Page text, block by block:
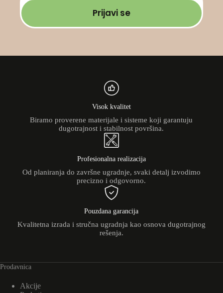
Prijavi se
Visok kvalitet
Biramo proverene materijale i sisteme koji garantuju
dugotrajnost i stabilnost površina.
Profesionalna realizacija
Od planiranja do završne ugradnje, svaki detalj izvodimo
precizno i odgovorno.
Pouzdana garancija
Kvalitetna izrada i stručna ugradnja kao osnova dugotrajnog
rešenja.
Prodavnica
Akcije